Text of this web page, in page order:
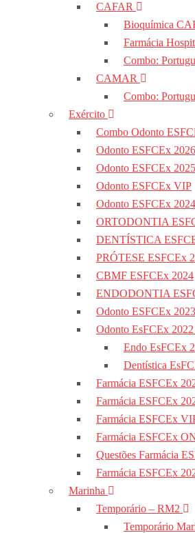
CAFAR
Bioquímica
Farmácia
Combo:
CAMAR
Combo:
Exército
Combo Odonto
Odonto ESFCEx 2026
Odonto ESFCEx 2025
Odonto ESFCEx VIP
Odonto ESFCEx 2024
ORTODONTIA
DENTÍSTICA
PRÓTESE ESFCEx
CBMF ESFCEx 2024
ENDODONTIA
Odonto ESFCEx 2023
Odonto EsFCEx 2022
Endo EsFCEx
Dentística
Farmácia ESFCEx
Farmácia ESFCEx
Farmácia ESFCEx
Farmácia ESFCEx
Questões Farmácia
Farmácia ESFCEx
Marinha
Temporário – RM2
Temporário